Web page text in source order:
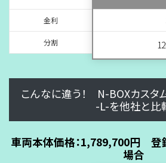
金利
分割
こんなに違う！ N-BOXカスタ
-L-を他社と比
車両本体価格：1,789,700円 登
場合